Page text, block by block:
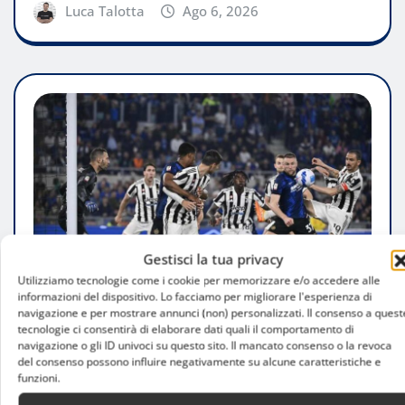
Gestisci la tua privacy
Utilizziamo tecnologie come i cookie per memorizzare e/o accedere alle
informazioni del dispositivo. Lo facciamo per migliorare l'esperienza di
navigazione e per mostrare annunci (non) personalizzati. Il consenso a
tecnologie ci consentirà di elaborare dati quali il comportamento di
navigazione o gli ID univoci su questo sito. Il mancato consenso o la revoca
del consenso possono influire negativamente su alcune caratteristiche e
funzioni.
Luca Talotta Ago 6, 2026
ATTUALITÀ
Juventus-Inter in tv e streaming: dove